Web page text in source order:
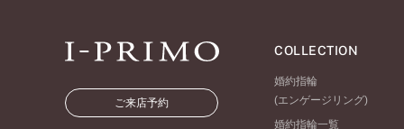
ご来店予約
COLLECTION
婚約指輪
(エンゲージリング)
婚約指輪一覧